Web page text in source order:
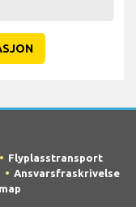
Flyplasstransport
Ansvarsfraskrivelse